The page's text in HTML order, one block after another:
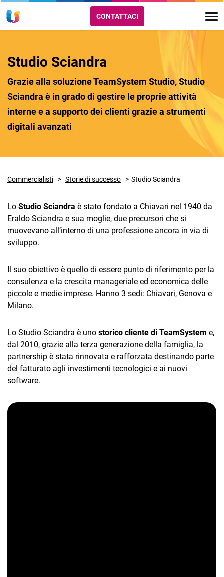
CRM
Email Marketing
Fatturazione
Financial Solutions
HR
CONTATTACI
Studio Sciandra
Grazie alla soluzione TeamSystem Studio, Studio
Sciandra è in grado di gestire le proprie attività
interne e a supporto dei clienti grazie a strumenti
digitali avanzati
Commercialisti Storie di successo Studio Sciandra
Lo Studio Sciandra è stato fondato a Chiavari nel 1940 da
Eraldo Sciandra e sua moglie, due precursori che si
muovevano all’interno di una professione ancora in via di
sviluppo.
Il suo obiettivo è quello di essere punto di riferimento per la
consulenza e la crescita manageriale ed economica delle
piccole e medie imprese. Hanno 3 sedi: Chiavari, Genova e
Milano.
Lo Studio Sciandra è uno storico cliente di TeamSystem e,
dal 2010, grazie alla terza generazione della famiglia, la
partnership è stata rinnovata e rafforzata destinando parte
del fatturato agli investimenti tecnologici e ai nuovi
software.